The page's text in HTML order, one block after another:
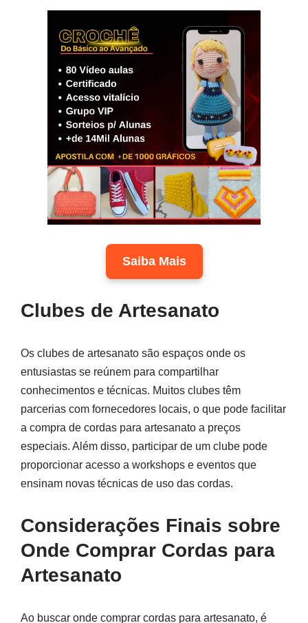
Saiba Mais
Clubes de Artesanato
Os clubes de artesanato são espaços onde os
entusiastas se reúnem para compartilhar
conhecimentos e técnicas. Muitos clubes têm
parcerias com fornecedores locais, o que pode facilitar
a compra de cordas para artesanato a preços
especiais. Além disso, participar de um clube pode
proporcionar acesso a workshops e eventos que
ensinam novas técnicas de uso das cordas.
Considerações Finais sobre
Onde Comprar Cordas para
Artesanato
Ao buscar onde comprar cordas para artesanato, é